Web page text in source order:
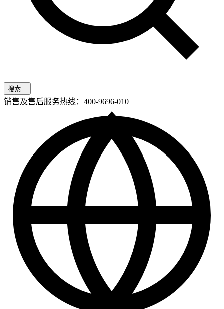
搜索...
销售及售后服务热线：400-9696-010